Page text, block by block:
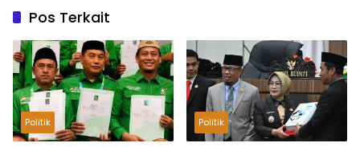
Pos Terkait
Politik Politik